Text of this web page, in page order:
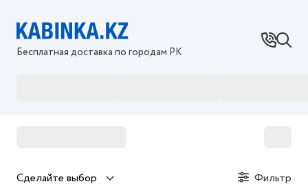
Бесплатная доставка по городам РК
Сделайте выбор Фильтр